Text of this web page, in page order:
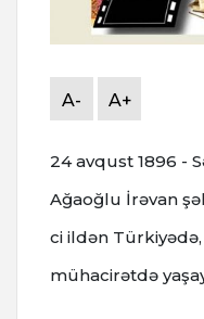
A- A+
24 avqust 1896 -
Ağaoğlu İrəvan
ci ildən
mühacirətdə